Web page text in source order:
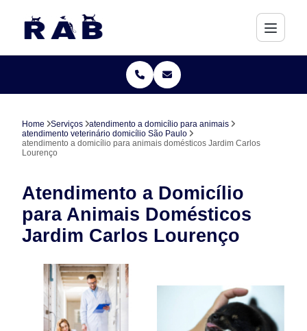
Home Serviços
atendimento a domicílio para animais
atendimento veterinário domicílio São Paulo
atendimento a domicílio para animais domésticos Jardim Carlos
Lourenço
Atendimento a Domicílio
para Animais Domésticos
Jardim Carlos Lourenço